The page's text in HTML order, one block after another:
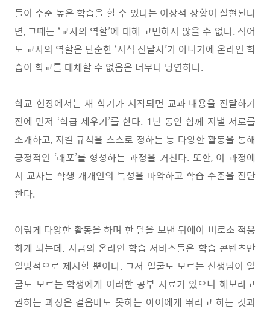
들이 수준 높은 학습을 할 수 있다는 이상적 상황이 실현된다
면, 그때는 ‘교사의 역할’에 대해 고민하지 않을 수 없다. 적어
도 교사의 역할은 단순한 ‘지식 전달자’가 아니기에 온라인 학
습이 학교를 대체할 수 없음은 너무나 당연하다.
학교 현장에서는 새 학기가 시작되면 교과 내용을 전달하기
전에 먼저 ‘학급 세우기’를 한다. 1년 동안 함께 지낼 서로를
소개하고, 지킬 규칙을 스스로 정하는 등 다양한 활동을 통해
긍정적인 ‘래포’를 형성하는 과정을 거친다. 또한, 이 과정에
서 교사는 학생 개개인의 특성을 파악하고 학습 수준을 진단
한다.
이렇게 다양한 활동을 하며 한 달을 보낸 뒤에야 비로소 적응
하게 되는데, 지금의 온라인 학습 서비스들은 학습 콘텐츠만
일방적으로 제시할 뿐이다. 그저 얼굴도 모르는 선생님이 얼
굴도 모르는 학생에게 이러한 공부 자료가 있으니 해보라고
권하는 과정은 걸음마도 못하는 아이에게 뛰라고 하는 것과